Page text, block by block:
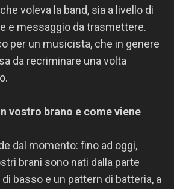
voleva la band, sia a livello di
e messaggio da trasmettere.
per un musicista, che in genere
da recriminare una volta
vostro brano e come viene
dal momento: fino ad oggi,
brani sono nati dalla parte
basso e un pattern di batteria, a